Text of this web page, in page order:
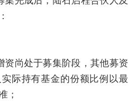
资尚处于募集阶段，其他募资
际持有基金的份额比例以最
；